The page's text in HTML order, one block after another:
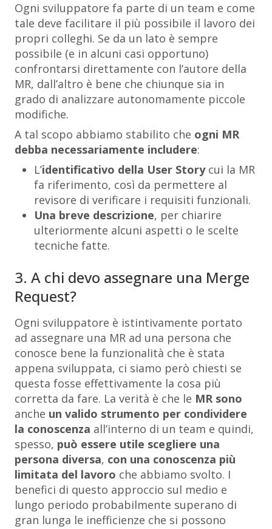
Ogni sviluppatore fa parte di un team e come
tale deve facilitare il più possibile il lavoro dei
propri colleghi. Se da un lato è sempre
possibile (e in alcuni casi opportuno)
confrontarsi direttamente con l’autore della
MR, dall’altro è bene che chiunque sia in
grado di analizzare autonomamente piccole
modifiche.
A tal scopo abbiamo stabilito che ogni MR
debba necessariamente includere:
L’identificativo della User Storycui la MR
fa riferimento, così da permettere al
revisore di verificare i requisiti funzionali.
Una breve descrizione, per chiarire
ulteriormente alcuni aspetti o le scelte
tecniche fatte.
3. A chi devo assegnare una Merge
Request?
Ogni sviluppatore è istintivamente portato
ad assegnare una MR ad una persona che
conosce bene la funzionalità che è stata
appena sviluppata, ci siamo però chiesti se
questa fosse effettivamente la cosa più
corretta da fare. La verità è che le MR sono
anche un valido strumento per condividere
la conoscenza all’interno di un team e quindi,
spesso, può essere utile scegliere una
persona diversa, con una conoscenza più
limitata del lavoro che abbiamo svolto. I
benefici di questo approccio sul medio e
lungo periodo probabilmente superano di
gran lunga le inefficienze che si possono